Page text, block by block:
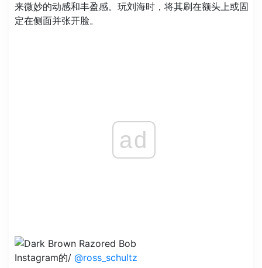
来微妙的动感和丰盈感。玩刘海时，将其刷在额头上或固
定在侧面并张开脸。
ad
Instagram的/ @ross_schultz